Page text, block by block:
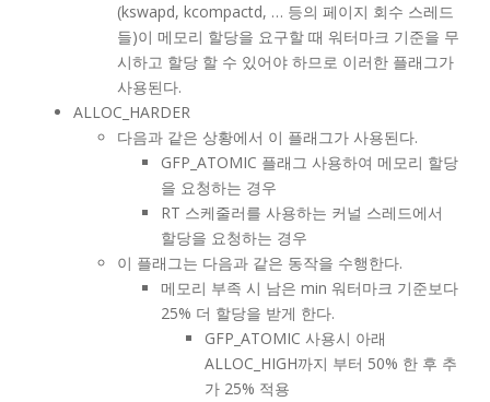
(kswapd, kcompactd, … 등의 페이지 회수 스레드
들)이 메모리 할당을 요구할 때 워터마크 기준을 무
시하고 할당 할 수 있어야 하므로 이러한 플래그가
사용된다.
ALLOC_HARDER
다음과 같은 상황에서 이 플래그가 사용된다.
GFP_ATOMIC 플래그 사용하여 메모리 할당
을 요청하는 경우
RT 스케줄러를 사용하는 커널 스레드에서
할당을 요청하는 경우
이 플래그는 다음과 같은 동작을 수행한다.
메모리 부족 시 남은 min 워터마크 기준보다
25% 더 할당을 받게 한다.
GFP_ATOMIC 사용시 아래
ALLOC_HIGH까지 부터 50% 한 후 추
가 25% 적용